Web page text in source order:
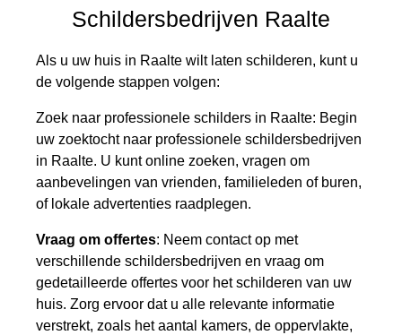
Schildersbedrijven Raalte
Als u uw huis in Raalte wilt laten schilderen, kunt u
de volgende stappen volgen:
Zoek naar professionele schilders in Raalte: Begin
uw zoektocht naar professionele schildersbedrijven
in Raalte. U kunt online zoeken, vragen om
aanbevelingen van vrienden, familieleden of buren,
of lokale advertenties raadplegen.
Vraag om offertes: Neem contact op met
verschillende schildersbedrijven en vraag om
gedetailleerde offertes voor het schilderen van uw
huis. Zorg ervoor dat u alle relevante informatie
verstrekt, zoals het aantal kamers, de oppervlakte,